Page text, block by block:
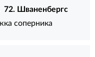
72. Шваненбергс
соперника